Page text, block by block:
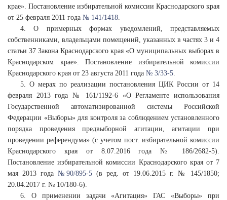
крае». Постановление избирательной комиссии Краснодарского края
от 25 февраля 2011 года № 141/1418.
4. О примерных формах уведомлений, представляемых
собственниками, владельцами помещений, указанных в частях 3 и 4
статьи 37 Закона Краснодарского края «О муниципальных выборах в
Краснодарском крае». Постановление избирательной комиссии
Краснодарского края от 23 августа 2011 года № 3/33-5.
5. О мерах по реализации постановления ЦИК России от 14
февраля 2013 года № 161/1192-6 «О Регламенте использования
Государственной автоматизированной системы Российской
Федерации «Выборы» для контроля за соблюдением установленного
порядка проведения предвыборной агитации, агитации при
проведении референдума» (с учетом пост. избирательной комиссии
Краснодарского края от 8.07.2016 года № 186/2682-5).
Постановление избирательной комиссии Краснодарского края от 7
мая 2013 года № 90/895-5 (в ред. от 19.06.2015 г. № 145/1850;
20.04.2017 г. № 10/180-6).
6. О применении задачи «Агитация» ГАС «Выборы» при